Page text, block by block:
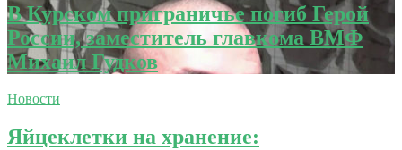
В Курском приграничье погиб Герой
России, заместитель главкома ВМФ
Михаил Гудков
Новости
Яйцеклетки на хранение: